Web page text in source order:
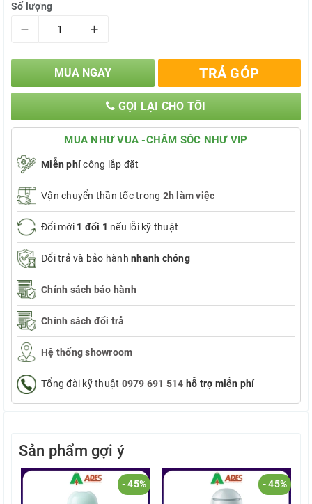
Số lượng
– +
MUA NGAY TRẢ GÓP
GỌI LẠI CHO TÔI
MUA NHƯ VUA -CHĂM SÓC NHƯ VIP
Miễn phícông lắp đặt
Vận chuyển thần tốc trong 2h làm việc
Đổi mới 1 đổi 1 nếu lỗi kỹ thuật
Đổi trả và bảo hành nhanh chóng
Chính sách bảo hành
Chính sách đổi trả
Hệ thống showroom
Tổng đài kỹ thuật 0979 691 514 hỗ trợ miễn phí
Sản phẩm gợi ý
- 45% - 45%